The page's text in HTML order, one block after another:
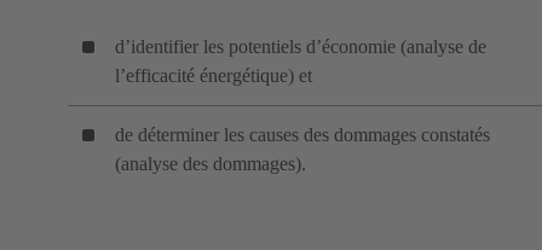
d’identifier les potentiels d’économie (analyse de
l’efficacité énergétique) et
de déterminer les causes des dommages constatés
(analyse des dommages).